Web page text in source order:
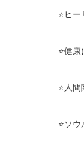
⭐️ヒ
⭐️健
⭐️人
⭐️ソ